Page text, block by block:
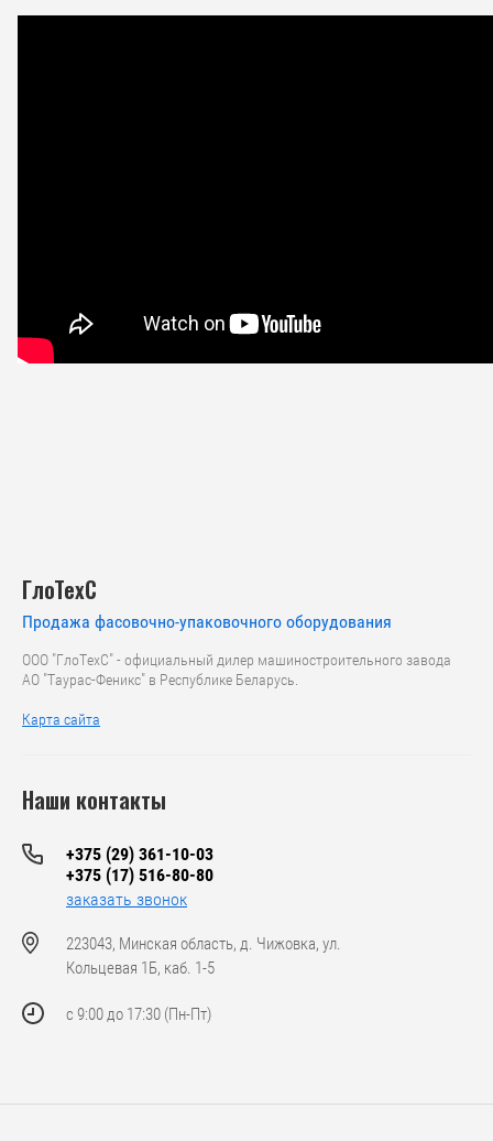
ГлоТехС
Продажа фасовочно-упаковочного оборудования
ООО "ГлоТехС" - официальный дилер машиностроительного завода
АО "Таурас-Феникс" в Республике Беларусь.
Карта сайта
Наши контакты
+375 (29) 361-10-03
+375 (17) 516-80-80
заказать звонок
223043, Минская область, д. Чижовка, ул.
Кольцевая 1Б, каб. 1-5
с 9:00 до 17:30 (Пн-Пт)